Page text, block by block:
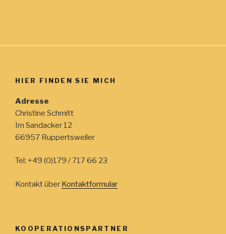
HIER FINDEN SIE MICH
Adresse
Christine Schmitt
Im Sandacker 12
66957 Ruppertsweiler
Tel: +49 (0)179 / 717 66 23
Kontakt über Kontaktformular
KOOPERATIONSPARTNER